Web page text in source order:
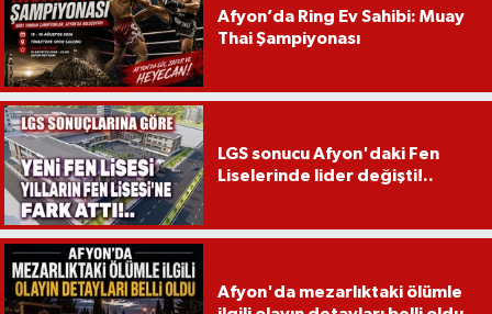
Afyon’da Ring Ev Sahibi: Muay
Thai Şampiyonası
LGS sonucu Afyon'daki Fen
Liselerinde lider değişti!..
Afyon'da mezarlıktaki ölümle